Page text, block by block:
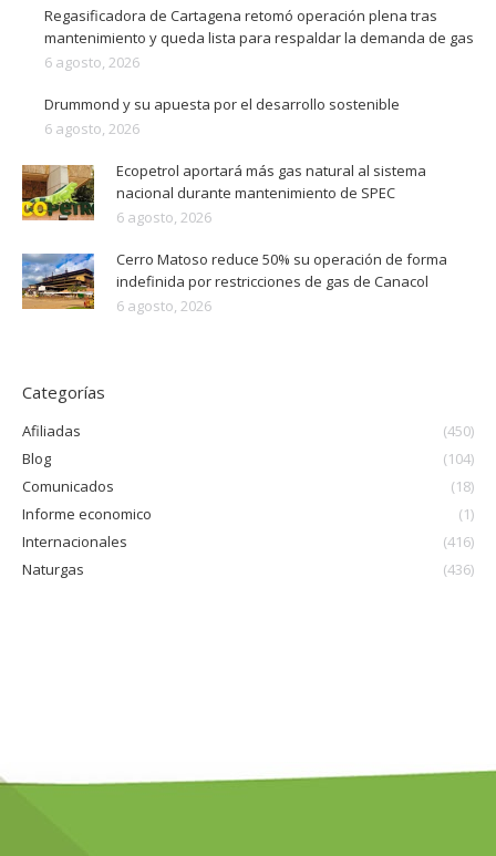
Regasificadora de Cartagena retomó operación plena tras
mantenimiento y queda lista para respaldar la demanda de gas
6 agosto, 2026
Drummond y su apuesta por el desarrollo sostenible
6 agosto, 2026
Ecopetrol aportará más gas natural al sistema
nacional durante mantenimiento de SPEC
6 agosto, 2026
Cerro Matoso reduce 50% su operación de forma
indefinida por restricciones de gas de Canacol
6 agosto, 2026
Categorías
Afiliadas
(450)
Blog
(104)
Comunicados
(18)
Informe economico
(1)
Internacionales
(416)
Naturgas
(436)